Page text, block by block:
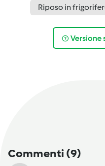
Riposo in
Commenti (9)